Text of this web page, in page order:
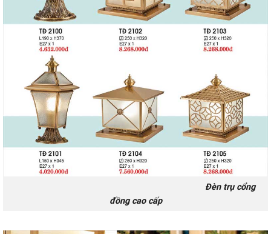
Đèn trụ cổng
đồng cao cấp